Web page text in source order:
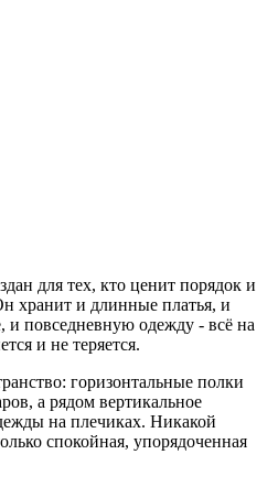
для тех, кто ценит порядок и
хранит и длинные платья, и
и повседневную одежду - всё на
и не теряется.
горизонтальные полки
а рядом вертикальное
на плечиках. Никакой
спокойная, упорядоченная